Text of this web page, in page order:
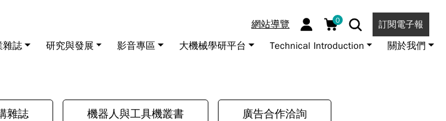
網站導覽 0 訂閱電子報
雜誌 研究與發展 影音專區 大機械學研平台 Technical Introduction 關於我們
雜誌 機器人與工具機叢書 廣告合作洽詢